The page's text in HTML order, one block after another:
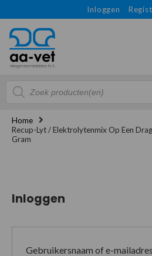
Inloggen
Producten
zoeken
Home
Recup-Lyt / Elektrolytenmix Op Een
Gram
Inloggen
Gebruikersnaam of e-mailadres